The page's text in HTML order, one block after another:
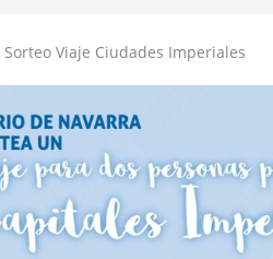
Sorteo Viaje Ciudades Imperiales